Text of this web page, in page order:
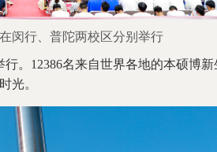
闵行、普陀两校区分别举行
12386名来自世界各地的本硕博
光。